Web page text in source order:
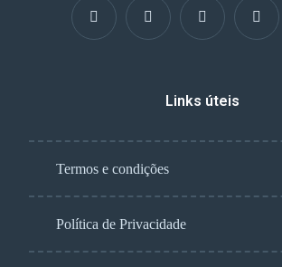
Links úteis
Termos e condições
Política de Privacidade